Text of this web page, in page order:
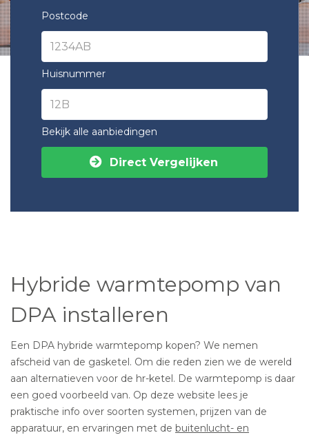
Postcode
Huisnummer
Bekijk alle aanbiedingen
Direct Vergelijken
Hybride warmtepomp van
DPA installeren
Een DPA hybride warmtepomp kopen? We nemen
afscheid van de gasketel. Om die reden zien we de wereld
aan alternatieven voor de hr-ketel. De warmtepomp is daar
een goed voorbeeld van. Op deze website lees je
praktische info over soorten systemen, prijzen van de
apparatuur, en ervaringen met de buitenlucht- en